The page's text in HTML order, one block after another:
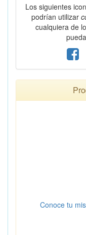
Los siguientes
podrían utilizar
cualquiera de
Conoce tu